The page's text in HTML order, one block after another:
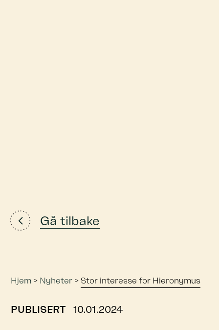
Gå tilbake
Hjem > Nyheter > Stor interesse for Hieronymus
PUBLISERT 10.01.2024